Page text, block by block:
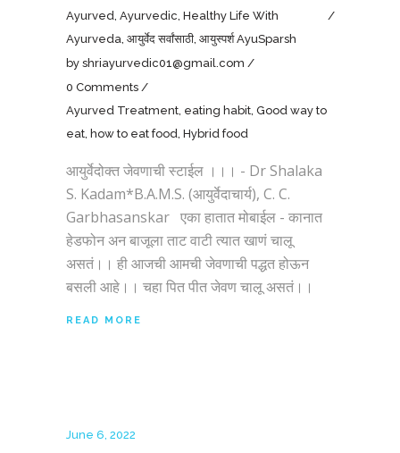
Ayurved, Ayurvedic, Healthy Life With
Ayurveda, आयुर्वेद सर्वांसाठी, आयुस्पर्श AyuSparsh
by shriayurvedic01@gmail.com
0 Comments
Ayurved Treatment, eating habit, Good way to
eat, how to eat food, Hybrid food
आयुर्वेदोक्त जेवणाची स्टाईल ।।। - Dr Shalaka
S. Kadam*B.A.M.S. (आयुर्वेदाचार्य), C. C.
Garbhasanskar एका हातात मोबाईल - कानात
हेडफोन अन बाजूला ताट वाटी त्यात खाणं चालू
असतं।। ही आजची आमची जेवणाची पद्धत होऊन
बसली आहे।। चहा पित पीत जेवण चालू असतं।।
READ MORE
June 6, 2022